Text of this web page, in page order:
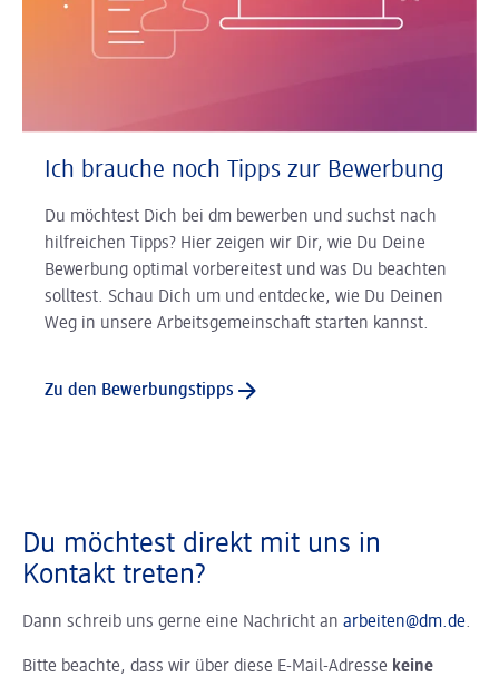
Ich brauche noch Tipps zur Bewerbung
Du möchtest Dich bei dm bewerben und suchst nach
hilfreichen Tipps? Hier zeigen wir Dir, wie Du Deine
Bewerbung optimal vorbereitest und was Du beachten
solltest. Schau Dich um und entdecke, wie Du Deinen
Weg in unsere Arbeitsgemeinschaft starten kannst.
Zu den Bewerbungstipps
Du möchtest direkt mit uns in
Kontakt treten?
Dann schreib uns gerne eine Nachricht an arbeiten@dm.de.
Bitte beachte, dass wir über diese E-Mail-Adresse keine